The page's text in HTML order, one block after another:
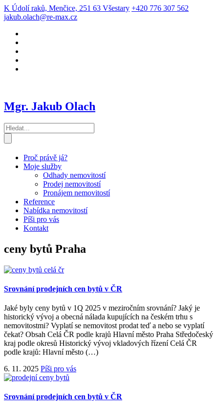
K Údolí raků, Menčice, 251 63 Všestary +420 776 307 562
jakub.olach@re-max.cz
Mgr. Jakub Olach
Proč právě já?
Moje služby
Odhady nemovitostí
Prodej nemovitostí
Pronájem nemovitostí
Reference
Nabídka nemovitostí
Píši pro vás
Kontakt
ceny bytů Praha
Srovnání prodejních cen bytů v ČR
Jaké byly ceny bytů v 1Q 2025 v meziročním srovnání? Jaký je
historický vývoj a obecná nálada kupujících na českém trhu s
nemovitostmi? Vyplatí se nemovitost prodat teď a nebo se vyplatí
čekat? Obsah Celá ČR podle krajů Hlavní město Praha Středočeský
kraj podle okresů Historický vývoj vkladových řízení Celá ČR
podle krajů: Hlavní město (…)
6. 11. 2025 Píši pro vás
Srovnání prodejních cen bytů v ČR